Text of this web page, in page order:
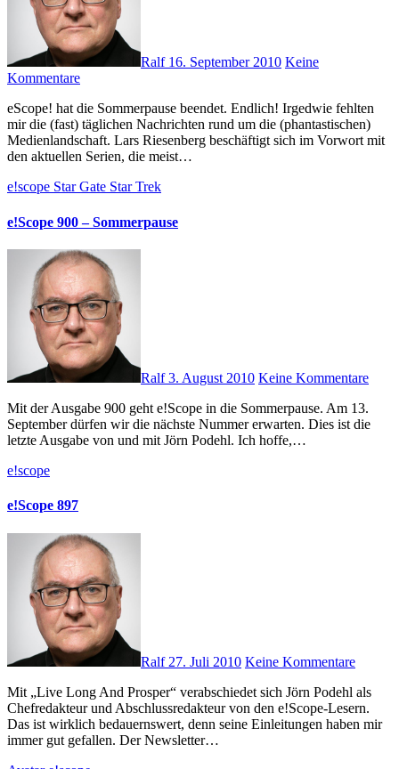
Ralf 16. September 2010 Keine
Kommentare
eScope! hat die Sommerpause beendet. Endlich! Irgedwie fehlten
mir die (fast) täglichen Nachrichten rund um die (phantastischen)
Medienlandschaft. Lars Riesenberg beschäftigt sich im Vorwort mit
den aktuellen Serien, die meist…
e!scope Star Gate Star Trek
e!Scope 900 – Sommerpause
Ralf3. August 2010 Keine Kommentare
Mit der Ausgabe 900 geht e!Scope in die Sommerpause. Am 13.
September dürfen wir die nächste Nummer erwarten. Dies ist die
letzte Ausgabe von und mit Jörn Podehl. Ich hoffe,…
e!scope
e!Scope 897
Ralf 27. Juli 2010 Keine Kommentare
Mit „Live Long And Prosper“ verabschiedet sich Jörn Podehl als
Chefredakteur und Abschlussredakteur von den e!Scope-Lesern.
Das ist wirklich bedauernswert, denn seine Einleitungen haben mir
immer gut gefallen. Der Newsletter…